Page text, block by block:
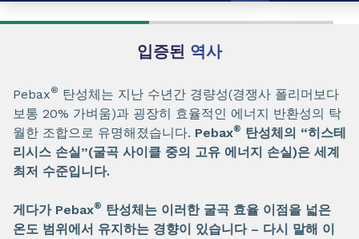
입증된 역사
Pebax® 탄성체는 지난 수년간 경량성(경쟁사 폴리머보다
보통 20% 가벼움)과 굉장히 효율적인 에너지 반환성의 탁
월한 조합으로 유명해졌습니다. Pebax® 탄성체의 “히스테
리시스 손실”(굴곡 사이클 중의 고유 에너지 손실)은 세계
최저 수준입니다.
게다가 Pebax® 탄성체는 이러한 굴곡 효율 이점을 넓은
온도 범위에서 유지하는 경향이 있습니다 – 다시 말해 이